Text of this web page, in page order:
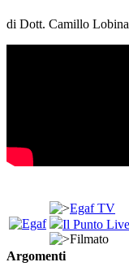
di Dott. Camillo Lobina
Egaf TV
Il Punto Live
Filmato
Argomenti